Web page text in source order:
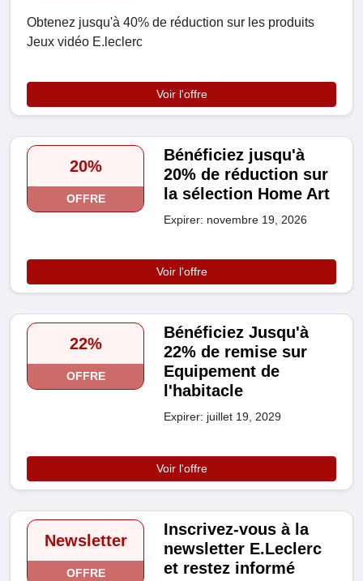
Obtenez jusqu'à 40% de réduction sur les produits
Jeux vidéo E.leclerc
Voir l'offre
20%
OFFRE
Bénéficiez jusqu'à
20% de réduction sur
la sélection Home Art
Expirer: novembre 19, 2026
Voir l'offre
22%
OFFRE
Bénéficiez Jusqu'à
22% de remise sur
Equipement de
l'habitacle
Expirer: juillet 19, 2029
Voir l'offre
Newsletter
OFFRE
Inscrivez-vous à la
newsletter E.Leclerc
et restez informé